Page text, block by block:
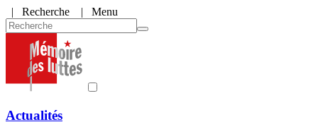
| Recherche | Menu
Actualités